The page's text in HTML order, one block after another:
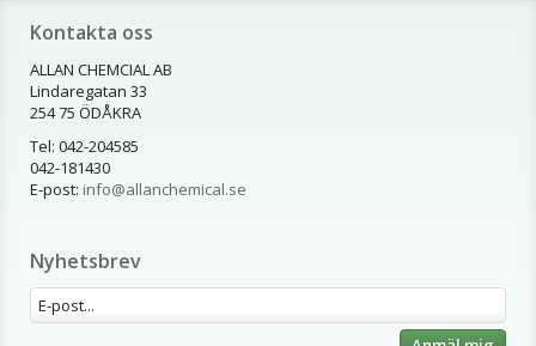
Kontakta oss
ALLAN CHEMCIAL AB
Lindaregatan 33
254 75 ÖDÅKRA
Tel: 042-204585
042-181430
E-post: info@allanchemical.se
Nyhetsbrev